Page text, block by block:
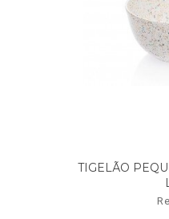
TIGELÃO